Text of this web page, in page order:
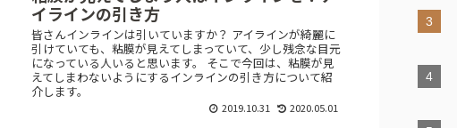
イラインの引き方
皆さんインラインは引いていますか？ アイラインが綺麗に
引けていても、粘膜が見えてしまっていて、少し残念な目元
になっている人いると思います。 そこで今回は、粘膜が見
えてしまわないようにするインラインの引き方について紹
介します。
2019.10.31 2020.05.01